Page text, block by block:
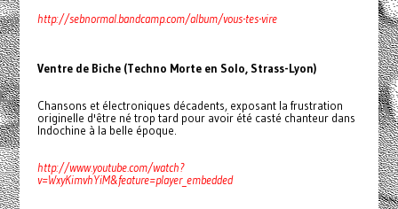
http://sebnormal.bandcamp.com/album/vous-tes-vire
Ventre de Biche (Techno Morte en Solo, Strass-Lyon)
Chansons et électroniques décadents, exposant la frustration
originelle d'être né trop tard pour avoir été casté chanteur dans
Indochine à la belle époque.
http://www.youtube.com/watch?
v=WxyKimvhYiM&feature=player_embedded